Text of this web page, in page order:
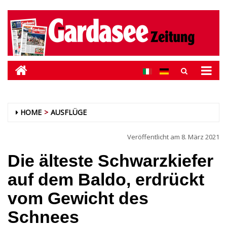
HOME AUSFLÜGE
Veröffentlicht am 8. März 2021
Die älteste Schwarzkiefer
auf dem Baldo, erdrückt
vom Gewicht des
Schnees